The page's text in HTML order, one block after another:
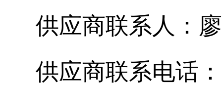
供应商联系人：
供应商联系电话：